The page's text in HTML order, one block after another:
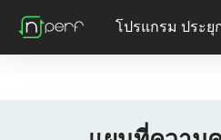
โปรแกรม ประยุ